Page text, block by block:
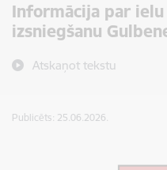
Informācija par
izsniegšanu
Atskaņot tekstu
Publicēts: 25.06.2026.